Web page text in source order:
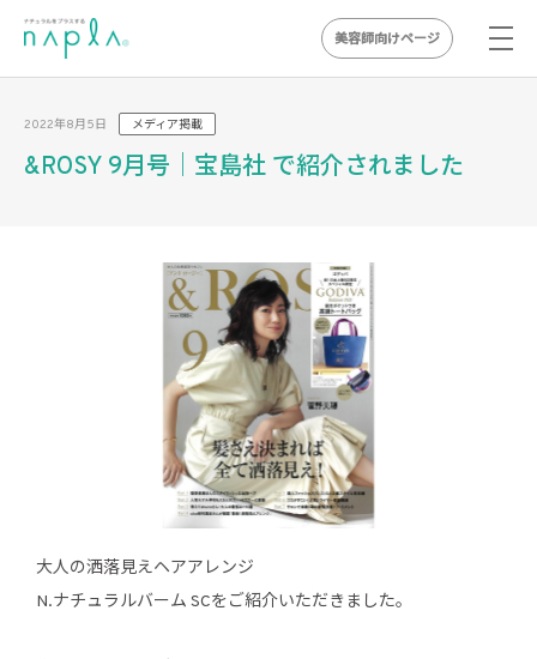
content
美容師向けページ
2022年8月5日 メディア掲載
&ROSY 9月号｜宝島社 で紹介されました
大人の洒落見えヘアアレンジ
N.ナチュラルバーム SCをご紹介いただきました。